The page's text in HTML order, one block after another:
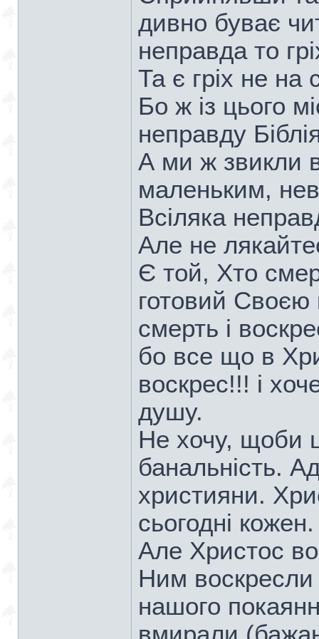
дивно буває
неправда то
Та є гріх не на
Бо ж із цього
неправду
А ми ж звикли
маленьким,
Всіляка
Але не
Є той, Хто
готовий Своєю
смерть і
бо все що в
воскрес!!! і
душу.
Не хочу, щоби
банальність.
християни.
сьогодні кожен.
Але Христос
Ним воскресли
нашого